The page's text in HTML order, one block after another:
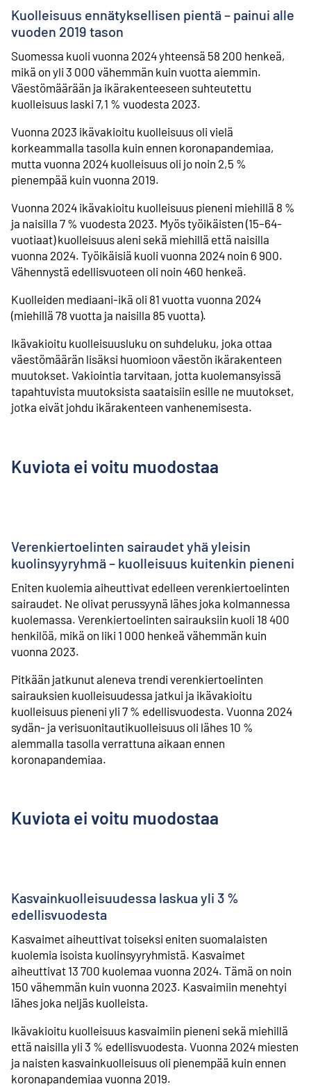
Kuolleisuus ennätyksellisen pientä – painui alle
vuoden 2019 tason
Suomessa kuoli vuonna 2024 yhteensä 58 200 henkeä,
mikä on yli 3 000 vähemmän kuin vuotta aiemmin.
Väestömäärään ja ikärakenteeseen suhteutettu
kuolleisuus laski 7,1 % vuodesta 2023.
Vuonna 2023 ikävakioitu kuolleisuus oli vielä
korkeammalla tasolla kuin ennen koronapandemiaa,
mutta vuonna 2024 kuolleisuus oli jo noin 2,5 %
pienempää kuin vuonna 2019.
Vuonna 2024 ikävakioitu kuolleisuus pieneni miehillä 8 %
ja naisilla 7 % vuodesta 2023. Myös työikäisten (15–64-
vuotiaat) kuolleisuus aleni sekä miehillä että naisilla
vuonna 2024. Työikäisiä kuoli vuonna 2024 noin 6 900.
Vähennystä edellisvuoteen oli noin 460 henkeä.
Kuolleiden mediaani-ikä oli 81 vuotta vuonna 2024
(miehillä 78 vuotta ja naisilla 85 vuotta).
Ikävakioitu kuolleisuusluku on suhdeluku, joka ottaa
väestömäärän lisäksi huomioon väestön ikärakenteen
muutokset. Vakiointia tarvitaan, jotta kuolemansyissä
tapahtuvista muutoksista saataisiin esille ne muutokset,
jotka eivät johdu ikärakenteen vanhenemisesta.
Kuviota ei voitu muodostaa
Verenkiertoelinten sairaudet yhä yleisin
kuolinsyyryhmä – kuolleisuus kuitenkin pieneni
Eniten kuolemia aiheuttivat edelleen verenkiertoelinten
sairaudet. Ne olivat perussyynä lähes joka kolmannessa
kuolemassa. Verenkiertoelinten sairauksiin kuoli 18 400
henkilöä, mikä on liki 1 000 henkeä vähemmän kuin
vuonna 2023.
Pitkään jatkunut aleneva trendi verenkiertoelinten
sairauksien kuolleisuudessa jatkui ja ikävakioitu
kuolleisuus pieneni yli 7 % edellisvuodesta. Vuonna 2024
sydän- ja verisuonitautikuolleisuus oli lähes 10 %
alemmalla tasolla verrattuna aikaan ennen
koronapandemiaa.
Kuviota ei voitu muodostaa
Kasvainkuolleisuudessa laskua yli 3 %
edellisvuodesta
Kasvaimet aiheuttivat toiseksi eniten suomalaisten
kuolemia isoista kuolinsyyryhmistä. Kasvaimet
aiheuttivat 13 700 kuolemaa vuonna 2024. Tämä on noin
150 vähemmän kuin vuonna 2023. Kasvaimiin menehtyi
lähes joka neljäs kuolleista.
Ikävakioitu kuolleisuus kasvaimiin pieneni sekä miehillä
että naisilla yli 3 % edellisvuodesta. Vuonna 2024 miesten
ja naisten kasvainkuolleisuus oli pienempää kuin ennen
koronapandemiaa vuonna 2019.